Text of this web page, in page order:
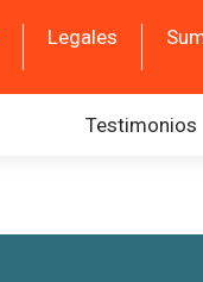
Legales
Testimonios